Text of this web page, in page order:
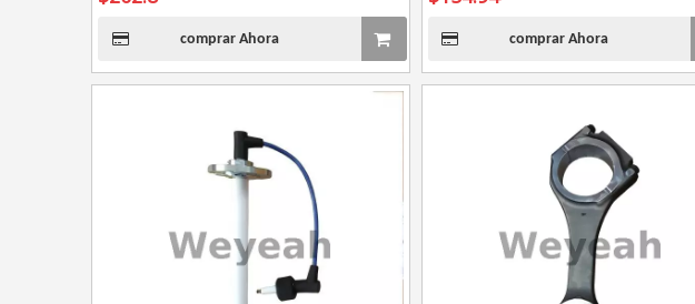
comprar Ahora comprar Ahora